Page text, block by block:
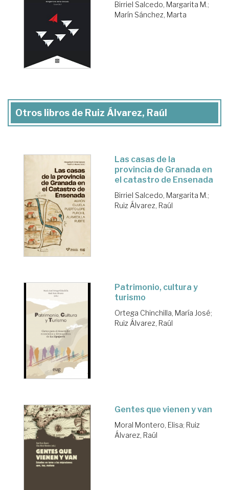
Birriel Salcedo, Margarita M.;
Marín Sánchez, Marta
Otros libros de Ruiz Álvarez, Raúl
Las casas de la
provincia de Granada en
el catastro de Ensenada
Birriel Salcedo, Margarita M.;
Ruiz Álvarez, Raúl
Patrimonio, cultura y
turismo
Ortega Chinchilla, María José;
Ruiz Álvarez, Raúl
Gentes que vienen y van
Moral Montero, Elisa; Ruiz
Álvarez, Raúl